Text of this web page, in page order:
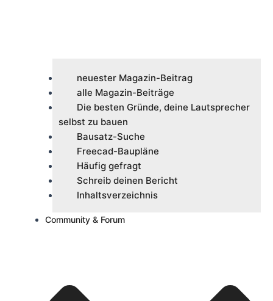
neuester Magazin-Beitrag
alle Magazin-Beiträge
Die besten Gründe, deine Lautsprecher
selbst zu bauen
Bausatz-Suche
Freecad-Baupläne
Häufig gefragt
Schreib deinen Bericht
Inhaltsverzeichnis
Community & Forum